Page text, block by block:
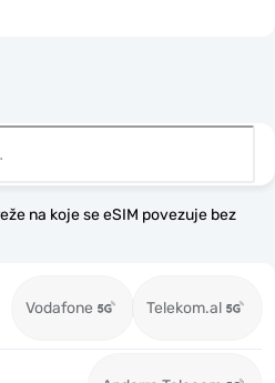
na koje se eSIM povezuje bez
Vodafone Telekom.al